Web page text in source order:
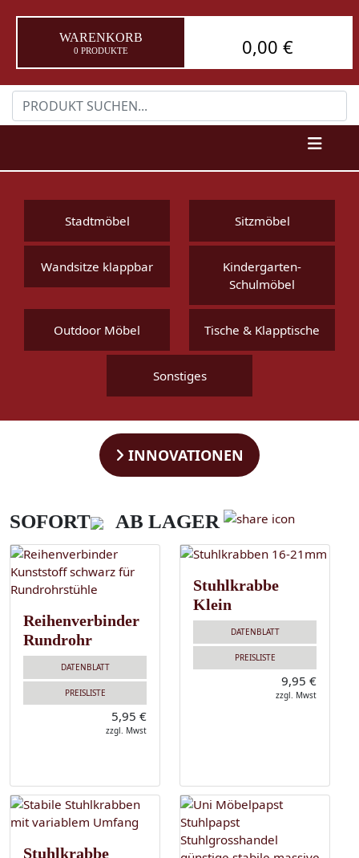
WARENKORB
0 PRODUKTE 0,00 €
Stadtmöbel Sitzmöbel
Wandsitze klappbar
Kindergarten-
Schulmöbel
Outdoor Möbel Tische & Klapptische
Sonstiges
INNOVATIONEN
SOFORT AB LAGER
Reihenverbinder
Rundrohr
DATENBLATT
PREISLISTE
5,95 €
zzgl. Mwst
Stuhlkrabbe
Klein
DATENBLATT
PREISLISTE
9,95 €
zzgl. Mwst
Stuhlkrabbe